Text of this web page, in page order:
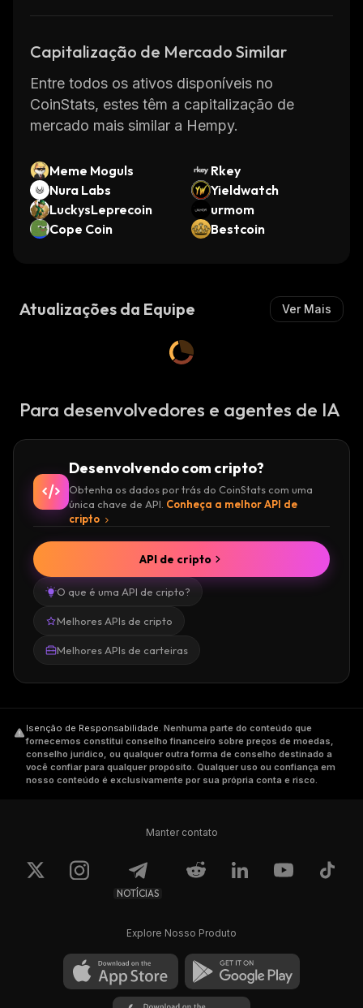
Capitalização de Mercado Similar
Entre todos os ativos disponíveis no
CoinStats, estes têm a capitalização de
mercado mais similar a Hempy.
Meme Moguls
Rkey
Nura Labs
Yieldwatch
LuckysLeprecoin
urmom
Cope Coin
Bestcoin
Atualizações da Equipe Ver Mais
Para desenvolvedores e agentes de IA
Desenvolvendo com cripto?
Obtenha os dados por trás do CoinStats com uma
única chave de API. Conheça a melhor API de
cripto
O que é uma API de cripto?
Melhores APIs de cripto
Melhores APIs de carteiras
API de cripto
Isenção de Responsabilidade. Nenhuma parte do conteúdo que
fornecemos constitui conselho financeiro sobre preços de moedas,
conselho jurídico, ou qualquer outra forma de conselho destinado a
você confiar para qualquer propósito. Qualquer uso ou confiança em
nosso conteúdo é exclusivamente por sua própria conta e risco.
Manter contato
NOTÍCIAS
Explore Nosso Produto